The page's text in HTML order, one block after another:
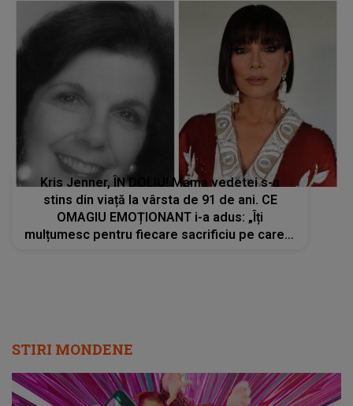
Kris Jenner, ÎN DOLIU! Mama vedetei s-a
stins din viață la vârsta de 91 de ani. CE
OMAGIU EMOȚIONANT i-a adus: „Îți
mulțumesc pentru fiecare sacrificiu pe care l-
STIRI MONDENE